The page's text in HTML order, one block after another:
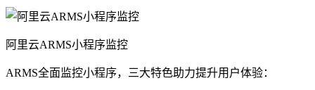
阿里云ARMS小程序监控
ARMS全面监控小程序，三大特色助力提升用户体验：